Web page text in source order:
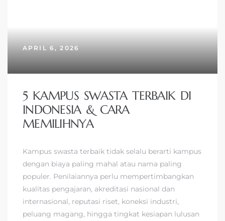
APRIL 6, 2026
5 KAMPUS SWASTA TERBAIK DI
INDONESIA & CARA
MEMILIHNYA
Kampus swasta terbaik tidak selalu berarti kampus
dengan biaya paling mahal atau nama paling
populer. Penilaiannya perlu mempertimbangkan
kualitas pengajaran, akreditasi nasional dan
internasional, reputasi riset, koneksi industri,
peluang magang, hingga tingkat kesiapan lulusan